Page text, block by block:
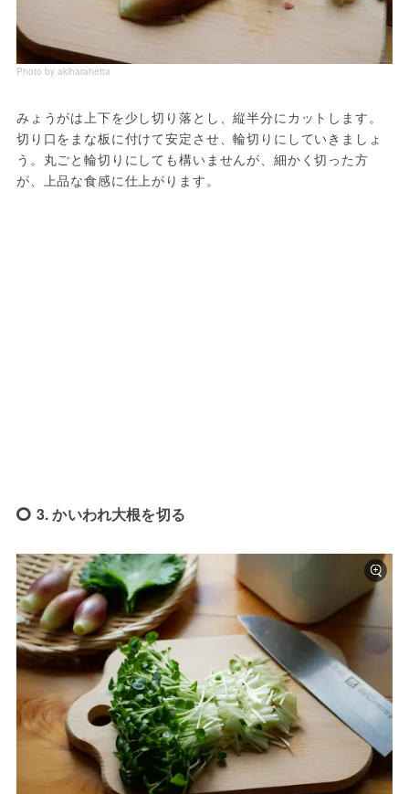
Photo by akiharahetta
みょうがは上下を少し切り落とし、縦半分にカットします。
切り口をまな板に付けて安定させ、輪切りにしていきましょ
う。丸ごと輪切りにしても構いませんが、細かく切った方
が、上品な食感に仕上がります。
3. かいわれ大根を切る